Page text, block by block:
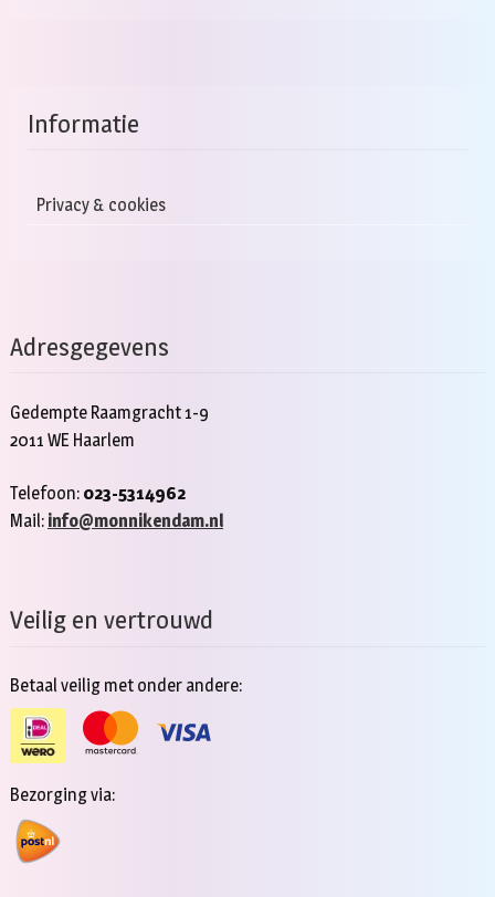
Informatie
Privacy & cookies
Adresgegevens
Gedempte Raamgracht 1-9
2011 WE Haarlem
Telefoon: 023-5314962
Mail: info@monnikendam.nl
Veilig en vertrouwd
Betaal veilig met onder andere:
Bezorging via: